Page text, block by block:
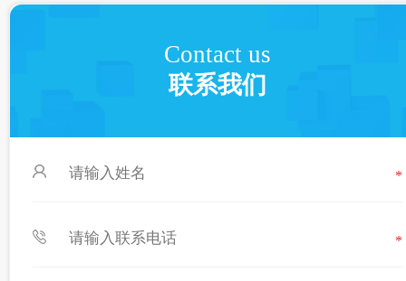
Contact us
联系我们
*
*